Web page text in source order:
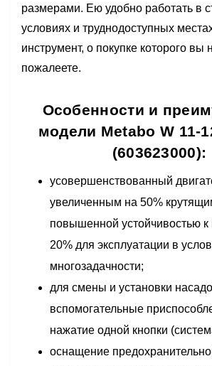
размерами. Ею удобно работать в
условиях и труднодоступных
инструмент, о покупке которого вы
пожалеете.
Особенности и
модели Metabo W 11-
(603623000):
усовершенствованный
увеличенным на 50%
повышенной устойчивостью к
20% для эксплуатации в
многозадачности;
для смены и установки
вспомогательные
нажатие одной кнопки
оснащение